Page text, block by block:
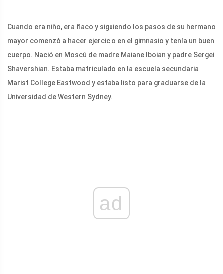
Cuando era niño, era flaco y siguiendo los pasos de su hermano
mayor comenzó a hacer ejercicio en el gimnasio y tenía un buen
cuerpo. Nació en Moscú de madre Maiane Iboian y padre Sergei
Shavershian. Estaba matriculado en la escuela secundaria
Marist College Eastwood y estaba listo para graduarse de la
Universidad de Western Sydney.
ad